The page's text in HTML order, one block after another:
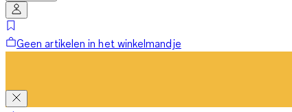
Geen artikelen in het winkelmandje